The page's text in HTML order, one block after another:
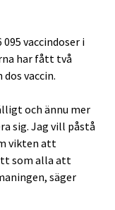
vaccindoser i
har fått två
vaccin.
och ännu mer
sig. Jag vill påstå
vikten att
som alla att
säger